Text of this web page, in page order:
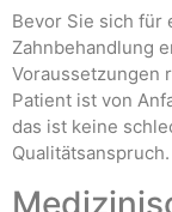
Bevor Sie sich für
Zahnbehandlung
Voraussetzungen
Patient ist von
das ist keine
Qualitätsanspruch.